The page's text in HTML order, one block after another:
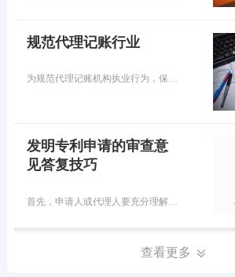
规范代理记账行业
为规范代理记账机构执业行为，保证执业质量和服务水平，财政部在2023年底印发了《代理记账基础工作规范（试行）》（以下简称《工作规范》），已于2024年1月起正式施行。代理记账机构从事的是社会性会计服务活动，提供的服务内容主要包括会计核算、税务申报、财务报表编制、税务筹划等，已成为促进中小微企业成长的重要专业力量。目前，我国取得行政许可的代理记账机构已经超过10万家，从业人员也超过30万人。
发明专利申请的审查意
见答复技巧
查看更多